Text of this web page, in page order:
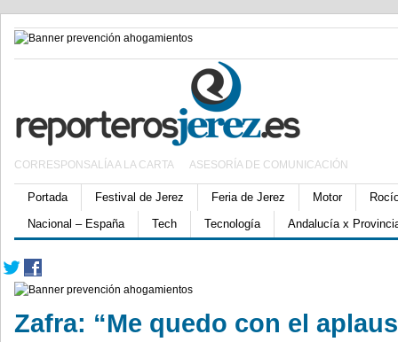
CORRESPONSALÍA A LA CARTA ASESORÍA DE COMUNICACIÓN
Portada Festival de Jerez Feria de Jerez Motor
Nacional – España
Tech Tecnología Andalucía x
Zafra: “Me quedo con el